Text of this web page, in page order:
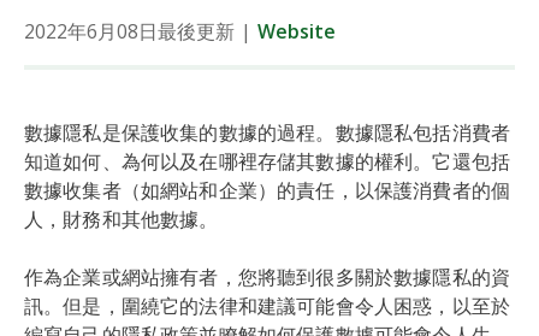
2022年6月08日最後更新 | Website
數據隱私是保護收集的數據的過程。數據隱私包括消費者
知道如何、為何以及在哪裡存儲其數據的權利。它還包括
數據收集者（如網站和企業）的責任，以保護消費者的個
人，財務和其他數據。
作為企業或網站擁有者，您將聽到很多關於數據隱私的資
訊。但是，圍繞它的法律和建議可能會令人困惑，以至於